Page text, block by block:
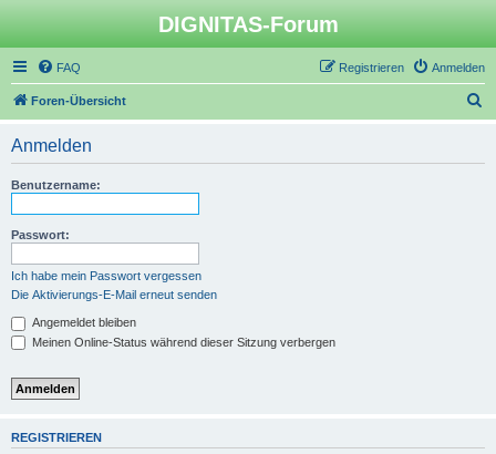
DIGNITAS-Forum
FAQ Anmelden
Registrieren
Foren-Übersicht
Anmelden
Benutzername:
Passwort:
Ich habe mein Passwort vergessen
Die Aktivierungs-E-Mail erneut senden
Angemeldet bleiben
Meinen Online-Status während dieser Sitzung verbergen
REGISTRIEREN